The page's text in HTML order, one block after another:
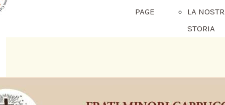
PAGE
LA
STORIA
E IL